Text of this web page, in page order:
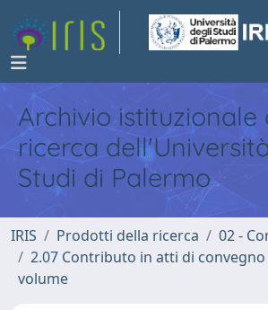
Archivio istituzionale
ricerca
Studi di Palermo
IRIS Prodotti della ricerca
02 -
2.07 Contributo in atti di
volume